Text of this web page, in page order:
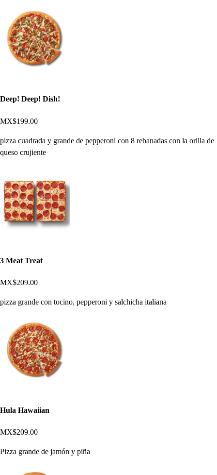
Deep! Deep! Dish!
MX$199.00
pizza cuadrada y grande de pepperoni con 8 rebanadas con la orilla de
queso crujiente
3 Meat Treat
MX$209.00
pizza grande con tocino, pepperoni y salchicha italiana
Hula Hawaiian
MX$209.00
Pizza grande de jamón y piña